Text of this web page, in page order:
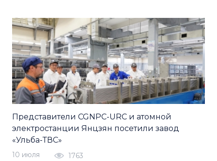
Представители CGNPC-URC и атомной
электростанции Янцзян посетили завод
«Ульба-ТВС»
10 июля 1763